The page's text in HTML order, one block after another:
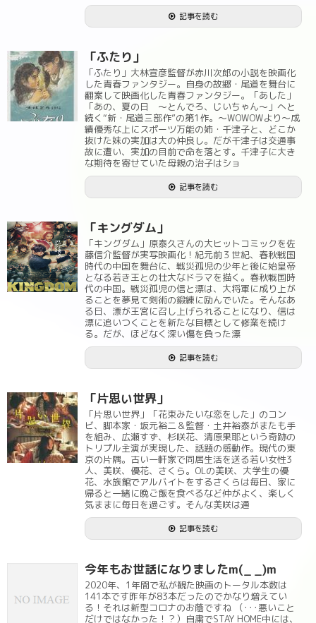
記事を読む
「ふたり」
「ふたり」大林宣彦監督が赤川次郎の小説を映画化
した青春ファンタジー。自身の故郷・尾道を舞台に
翻案して映画化した青春ファンタジー。「あした」
「あの、夏の日 ～とんでろ、じいちゃん～」へと
続く“新・尾道三部作”の第1作。～WOWOWより～成
績優秀な上にスポーツ万能の姉・千津子と、どこか
抜けた妹の実加は大の仲良し。だが千津子は交通事
故に遭い、実加の目前で命を落とす。千津子に大き
な期待を寄せていた母親の治子はショ
記事を読む
「キングダム」
「キングダム」原泰久さんの大ヒットコミックを佐
藤信介監督が実写映画化！紀元前３世紀、春秋戦国
時代の中国を舞台に、戦災孤児の少年と後に始皇帝
となる若き王との壮大なドラマを描く。春秋戦国時
代の中国。戦災孤児の信と漂は、大将軍に成り上が
ることを夢見て剣術の鍛練に励んでいた。そんなあ
る日、漂が王宮に召し上げられることになり、信は
漂に追いつくことを新たな目標として修業を続け
る。だが、ほどなく深い傷を負った漂
記事を読む
「片思い世界」
「片思い世界」「花束みたいな恋をした」のコン
ビ、脚本家・坂元裕二＆監督・土井裕泰がまたも手
を組み、広瀬すず、杉咲花、清原果耶という奇跡の
トリプル主演が実現した、話題の感動作。現代の東
京の片隅。古い一軒家で同居生活を送る若い女性3
人、美咲、優花、さくら。OLの美咲、大学生の優
花、水族館でアルバイトをするさくらは毎日、家に
帰ると一緒に晩ご飯を食べるなど仲がよく、楽しく
気ままに毎日を過ごす。そんな美咲は通
記事を読む
今年もお世話になりましたm(_ _)m
2020年、1年間で私が観た映画のトータル本数は
141本です昨年が83本だったのでかなり増えてい
る！それは新型コロナのお蔭ですね （･･･悪いこと
だけではなかった！？）自粛でSTAY HOME中には、